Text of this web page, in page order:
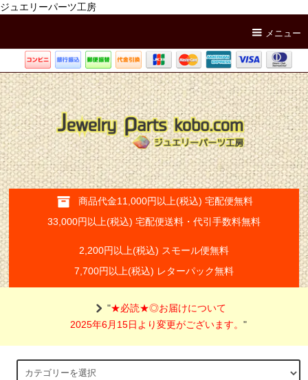
ジュエリーパーツ工房
メニュー
商品代金11,000円以上(税込) 宅配便無料
33,000円以上(税込) 宅配便送料・代引手数料無料
2,200円以上(税込) スモール便無料
7,700円以上(税込) レターパック無料
"★必読★◎お届けについて
2025年6月15日より変更がございます。"